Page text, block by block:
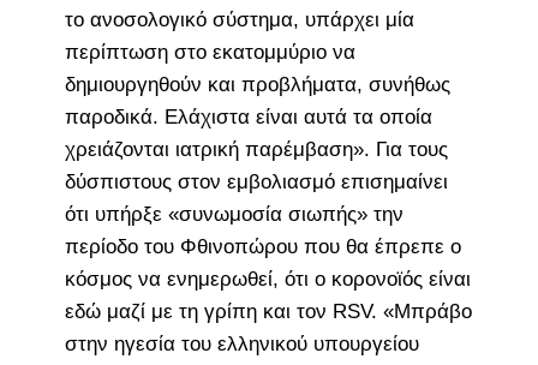
το ανοσολογικό σύστημα, υπάρχει μία
περίπτωση στο εκατομμύριο να
δημιουργηθούν και προβλήματα, συνήθως
παροδικά. Ελάχιστα είναι αυτά τα οποία
χρειάζονται ιατρική παρέμβαση». Για τους
δύσπιστους στον εμβολιασμό επισημαίνει
ότι υπήρξε «συνωμοσία σιωπής» την
περίοδο του Φθινοπώρου που θα έπρεπε ο
κόσμος να ενημερωθεί, ότι ο κορονοϊός είναι
εδώ μαζί με τη γρίπη και τον RSV. «Μπράβο
στην ηγεσία του ελληνικού υπουργείου